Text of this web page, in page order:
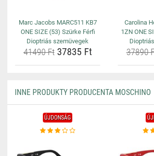
Marc Jacobs MARC511 KB7
ONE SIZE (53) Szürke Férfi
Dioptriás szemüvegek
41490 Ft37835 Ft
Carolina
1ZN ONE
37890
INNE PRODUKTY PRODUCENTA MOSCHINO
ÚJDONSÁG